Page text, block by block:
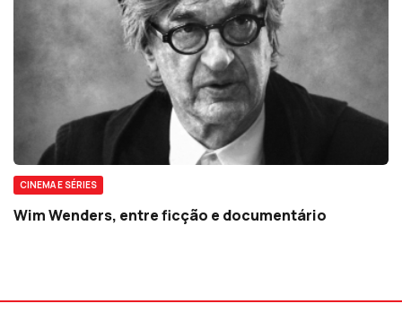
CINEMA E SÉRIES
Wim Wenders, entre ficção e documentário